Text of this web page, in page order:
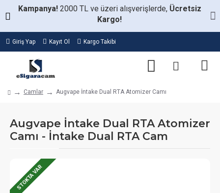
Kampanya! 2000 TL ve üzeri alışverişlerde, Ücretsiz
Kargo!
Giriş Yap Kayıt Ol Kargo Takibi
Camlar Augvape İntake Dual RTA Atomizer Camı
Augvape İntake Dual RTA Atomizer
Camı - İntake Dual RTA Cam
STOKTA VAR